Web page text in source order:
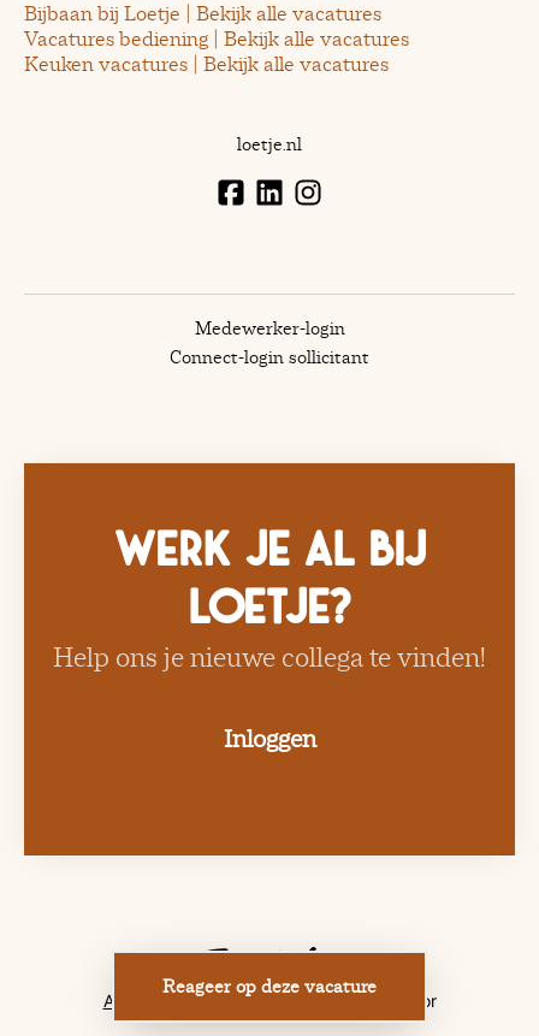
Reageer op deze vacature
Bijbaan bij Loetje | Bekijk alle vacatures
Vacatures bediening | Bekijk alle vacatures
Keuken vacatures | Bekijk alle vacatures
loetje.nl
Medewerker-login
Connect-login sollicitant
Werk je al bij
Loetje?
Help ons je nieuwe collega te vinden!
Inloggen
Applicant tracking system door Teamtailor